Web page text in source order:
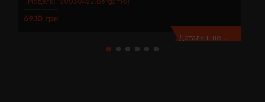
69.10 грн
Детальніше...